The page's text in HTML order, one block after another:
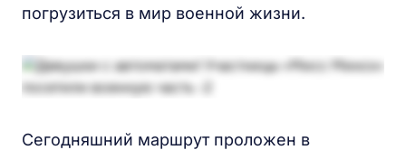
погрузиться в мир военной жизни.
Сегодняшний маршрут проложен в